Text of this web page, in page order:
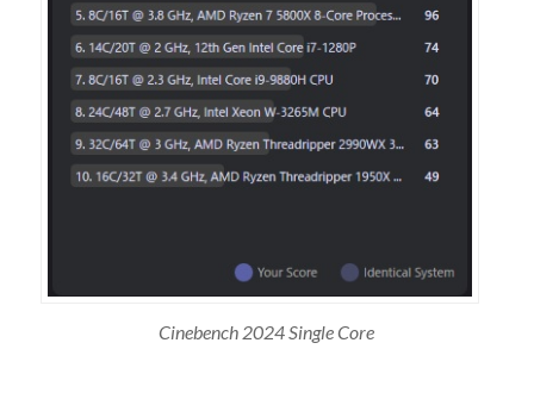
Cinebench 2024 Single Core